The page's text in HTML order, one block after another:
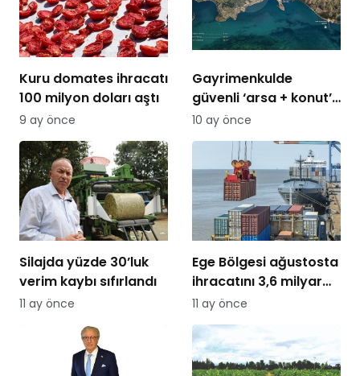
Kuru domates ihracatı
100 milyon doları aştı
9 ay önce
Gayrimenkulde
güvenli ‘arsa + konut’
modelleri gündemde
10 ay önce
Silajda yüzde 30’luk
verim kaybı sıfırlandı
11 ay önce
Ege Bölgesi ağustosta
ihracatını 3,6 milyar
dolara taşıdı
11 ay önce